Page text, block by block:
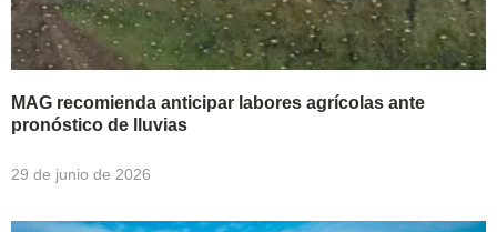
MAG recomienda anticipar labores agrícolas ante
pronóstico de lluvias
29 de junio de 2026